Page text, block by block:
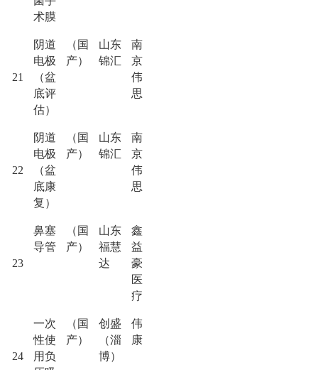
术膜
21
阴道
电极
（盆
底评
估）
（国
产）
山东
锦汇
南
京
伟
思
22
阴道
电极
（盆
底康
复）
（国
产）
山东
锦汇
南
京
伟
思
23
鼻塞
导管
（国
产）
山东
福慧
达
鑫
益
豪
医
疗
24
一次
性使
用负
（国
产）
创盛
（淄
博）
伟
康